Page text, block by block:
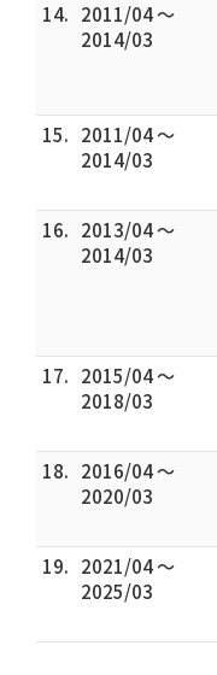
14. 2011/04 ～
2014/03
15. 2011/04 ～
2014/03
16. 2013/04 ～
2014/03
17. 2015/04 ～
2018/03
18. 2016/04 ～
2020/03
19. 2021/04 ～
2025/03